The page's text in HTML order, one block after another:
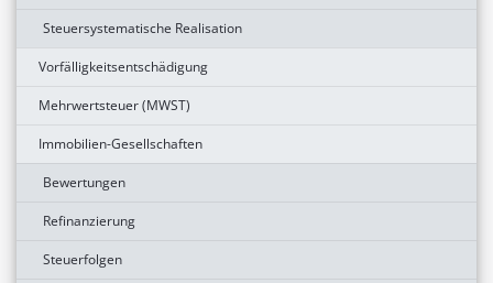
Steuersystematische Realisation
Vorfälligkeitsentschädigung
Mehrwertsteuer (MWST)
Immobilien-Gesellschaften
Bewertungen
Refinanzierung
Steuerfolgen